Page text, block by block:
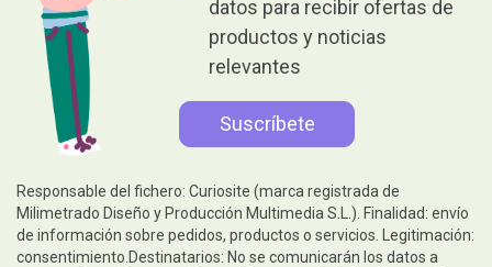
datos para recibir ofertas de
productos y noticias
relevantes
Responsable del fichero: Curiosite (marca registrada de
Milimetrado Diseño y Producción Multimedia S.L.). Finalidad: envío
de información sobre pedidos, productos o servicios. Legitimación:
consentimiento.Destinatarios: No se comunicarán los datos a